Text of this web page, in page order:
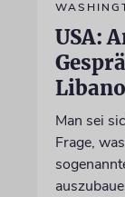
USA:
Man sei
Frage,